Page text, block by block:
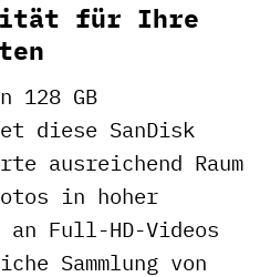
für Ihre
128 GB
diese SanDisk
ausreichend Raum
in hoher
an Full-HD-Videos
Sammlung von